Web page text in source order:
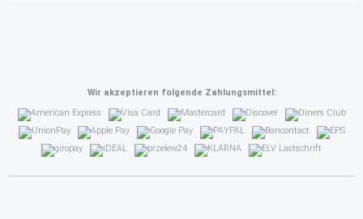
Wir akzeptieren folgende Zahlungsmittel: